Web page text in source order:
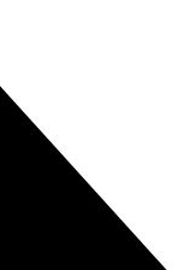
aseguradoras
de